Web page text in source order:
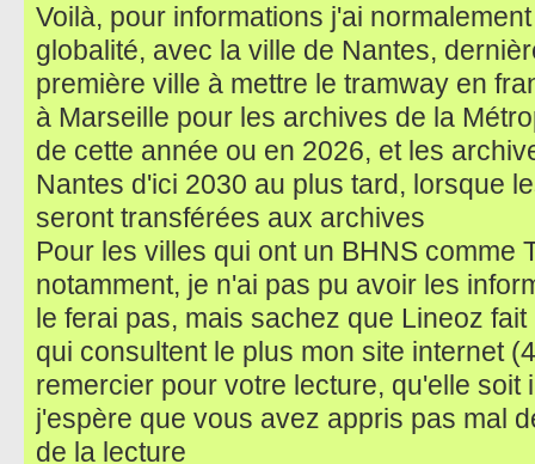
Voilà, pour informations j'ai
globalité, avec la ville de Nantes,
première ville à mettre le tramway en
à Marseille pour les archives de la
de cette année ou en 2026, et les
Nantes d'ici 2030 au plus tard, lorsque
seront transférées aux archives
Pour les villes qui ont un BHNS comme
notamment, je n'ai pas pu avoir les
le ferai pas, mais sachez que Lineoz
qui consultent le plus mon site internet
remercier pour votre lecture, qu'elle soit
j'espère que vous avez appris pas mal
de la lecture